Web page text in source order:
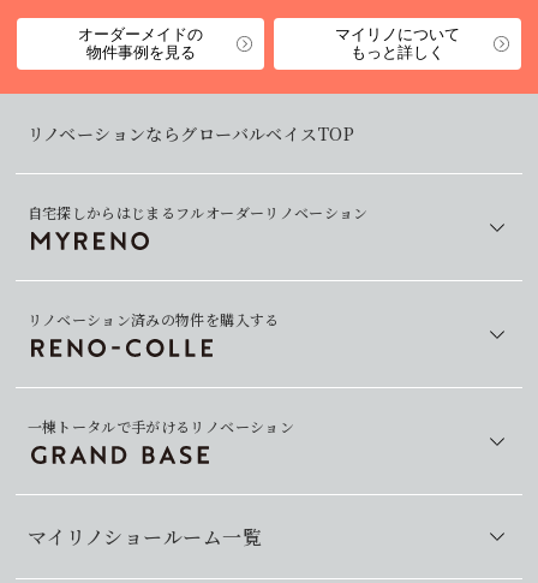
オーダーメイドの
物件事例を見る
マイリノについて
もっと詳しく
リノベーションならグローバルベイスTOP
自宅探しからはじまるフルオーダーリノベーション
マイリノショールーム一覧
リノベーション済みの物件を購入する
一棟トータルで手がけるリノベーション